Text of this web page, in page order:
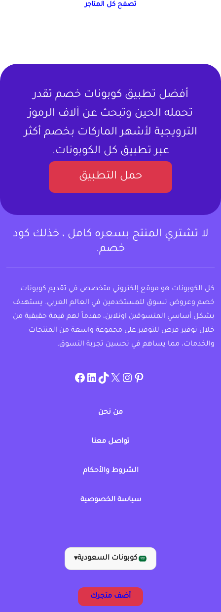
تصفح كل المتاجر
أفضل تطبيق كوبونات خصم تقدر
تحمله الحين وتبحث عن آلاف الرموز
الترويجية لأشهر الماركات بخصم أكثر
عبر تطبيق كل الكوبونات.
حمل التطبيق
لا تشتري المنتج بسعره كامل ، خذلك كود
خصم.
كل الكوبونات هو موقع إلكتروني متخصص في تقديم كوبونات
خصم وعروض تسوق للمستخدمين في العالم العربي. يستهدف
بشكل أساسي المتسوقين اونلاين، مقدماً لهم قيمة حقيقية من
خلال توفير فرص للتوفير على مجموعة واسعة من المنتجات
والخدمات، مما يساهم في تحسين تجربة التسوق.
pinterest
allcouponat
twitter
TikTok
linkedin
facebook
من نحن
تواصل معنا
الشروط والأحكام
سياسة الخصوصية
كوبونات السعودية▾
أضف متجرك